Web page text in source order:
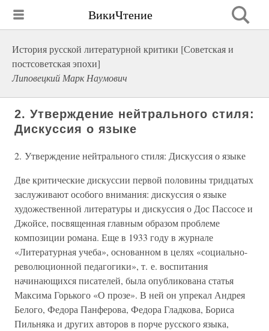
ВикиЧтение
История русской литературной критики [Советская и
постсоветская эпохи]
Липовецкий Марк Наумович
2. Утверждение нейтрального стиля:
Дискуссия о языке
2. Утверждение нейтрального стиля: Дискуссия о языке
Две критические дискуссии первой половины тридцатых
заслуживают особого внимания: дискуссия о языке
художественной литературы и дискуссия о Дос Пассосе и
Джойсе, посвященная главным образом проблеме
композиции романа. Еще в 1933 году в журнале
«Литературная учеба», основанном в целях «социально-
революционной педагогики», т. е. воспитания
начинающихся писателей, была опубликована статья
Максима Горького «О прозе». В ней он упрекал Андрея
Белого, Федора Панферова, Федора Гладкова, Бориса
Пильняка и других авторов в порче русского языка,